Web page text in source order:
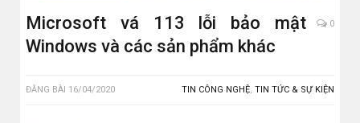
Microsoft vá 113 lỗi bảo mật
Windows và các sản phẩm khác
0
ĐĂNG BÀI 16/04/2020 TIN CÔNG NGHỆ, TIN TỨC & SỰ KIỆN